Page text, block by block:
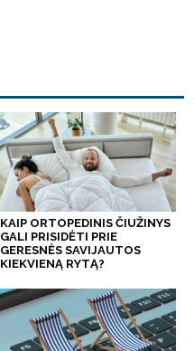
KAIP ORTOPEDINIS ČIUŽINYS
GALI PRISIDĖTI PRIE
GERESNĖS SAVIJAUTOS
KIEKVIENĄ RYTĄ?